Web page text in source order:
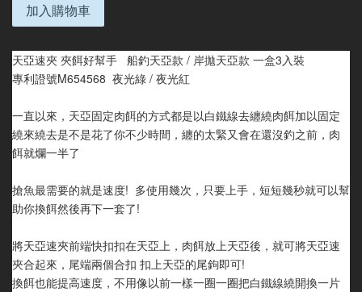
加入購物車
天亞速夾 夾餌好幫手   船釣天亞款 / 岸拋天亞款 一盒3入裝
專利證號M654568  夜光綠 / 夜光紅
一直以來，天亞固定肉餌的方式都是以白鐵線去纏繞肉餌加以固定
繞來繞去是不是花了你不少時間，纏的太緊又會在還沒釣之前，肉
餌就爛一半了
搶魚最需要的就是速度!  多使用幾次，只要上手，短短幾秒就可以幫
助你換餌然後再下一套了!
將天亞速夾前端快扣扣在天亞上，肉餌放上天亞後，就可將天亞速
夾合起來，尾端兩個合扣 扣上天亞的尾鉤即可!
換餌也能提高速度，不用像以前一樣一圈一圈把白鐵線繞開換一片